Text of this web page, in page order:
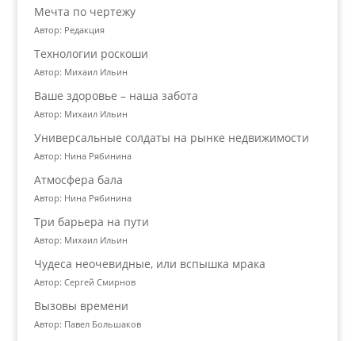
Мечта по чертежу
Автор: Редакция
Технологии роскоши
Автор: Михаил Ильин
Ваше здоровье – наша забота
Автор: Михаил Ильин
Универсальные солдаты на рынке недвижимости
Автор: Нина Рябинина
Атмосфера бала
Автор: Нина Рябинина
Три барьера на пути
Автор: Михаил Ильин
Чудеса неочевидные, или вспышка мрака
Автор: Сергей Смирнов
Вызовы времени
Автор: Павел Большаков